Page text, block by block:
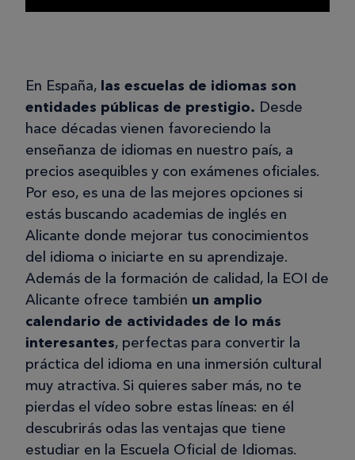
En España, las escuelas de idiomas son
entidades públicas de prestigio. Desde
hace décadas vienen favoreciendo la
enseñanza de idiomas en nuestro país, a
precios asequibles y con exámenes oficiales.
Por eso, es una de las mejores opciones si
estás buscando academias de inglés en
Alicante donde mejorar tus conocimientos
del idioma o iniciarte en su aprendizaje.
Además de la formación de calidad, la EOI de
Alicante ofrece también un amplio
calendario de actividades de lo más
interesantes, perfectas para convertir la
práctica del idioma en una inmersión cultural
muy atractiva. Si quieres saber más, no te
pierdas el vídeo sobre estas líneas: en él
descubrirás odas las ventajas que tiene
estudiar en la Escuela Oficial de Idiomas.